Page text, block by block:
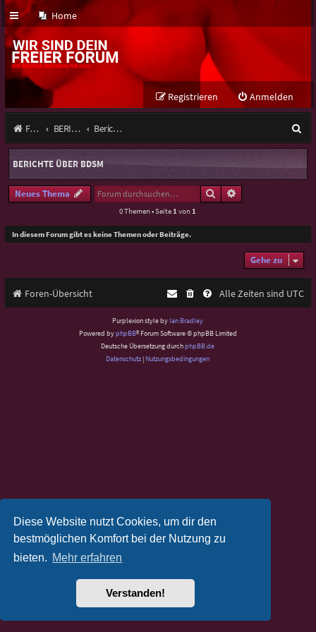
Diese Website nutzt Cookies, um dir den
bestmöglichen Komfort bei der Nutzung zu
bieten. Mehr erfahren
Verstanden!
Home
Anmelden
Registrieren
Foren-Übersicht BERICHTE ÜBER Saarland Berichte über BDSM
u
c
BERICHTE ÜBER BDSM
Neues Thema SucheErweiterte Suche
0 Themen • Seite 1 von 1
In diesem Forum gibt es keine Themen oder Beiträge.
Gehe zu
Foren-Übersicht Alle Zeiten sind UTC
Purplexion style by Ian Bradley
Powered byphpBB® Forum Software © phpBB Limited
Deutsche Übersetzung durchphpBB.de
Datenschutz | Nutzungsbedingungen